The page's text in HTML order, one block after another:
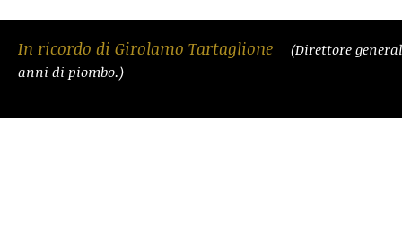
In ricordo di Girolamo Tartaglione
(Direttore
anni di piombo.)